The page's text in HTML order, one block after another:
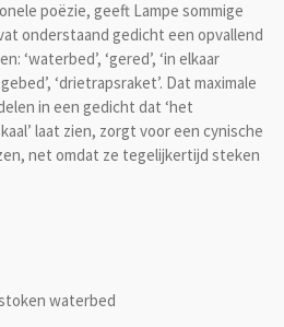
poëzie, geeft Lampe sommige
onderstaand gedicht een opvallend
‘waterbed’, ‘gered’, ‘in elkaar
‘drietrapsraket’. Dat maximale
in een gedicht dat ‘het
laat zien, zorgt voor een cynische
net omdat ze tegelijkertijd steken
waterbed